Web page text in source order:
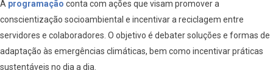
A programação conta com ações que visam promover a
conscientização socioambiental e incentivar a reciclagem entre
servidores e colaboradores. O objetivo é debater soluções e formas de
adaptação às emergências climáticas, bem como incentivar práticas
sustentáveis no dia a dia.